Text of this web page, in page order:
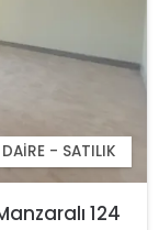
DAIRE - SATILIK
124